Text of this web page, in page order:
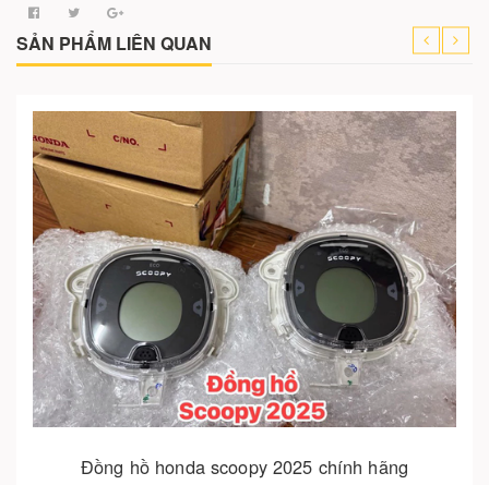
SẢN PHẨM LIÊN QUAN
Sửa đồng hồ & thay film màn hình xe máy đà nẵng
Cho vào giỏ hàng